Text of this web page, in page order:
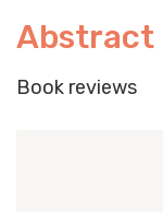
Abstract
Book reviews